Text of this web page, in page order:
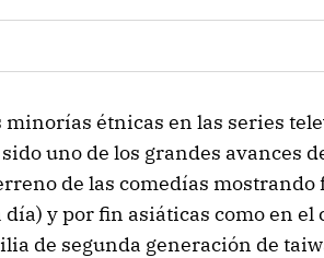
étnicas en las series
uno de los grandes avances
de las comedías
y por fin asiáticas como en el
de segunda generación de